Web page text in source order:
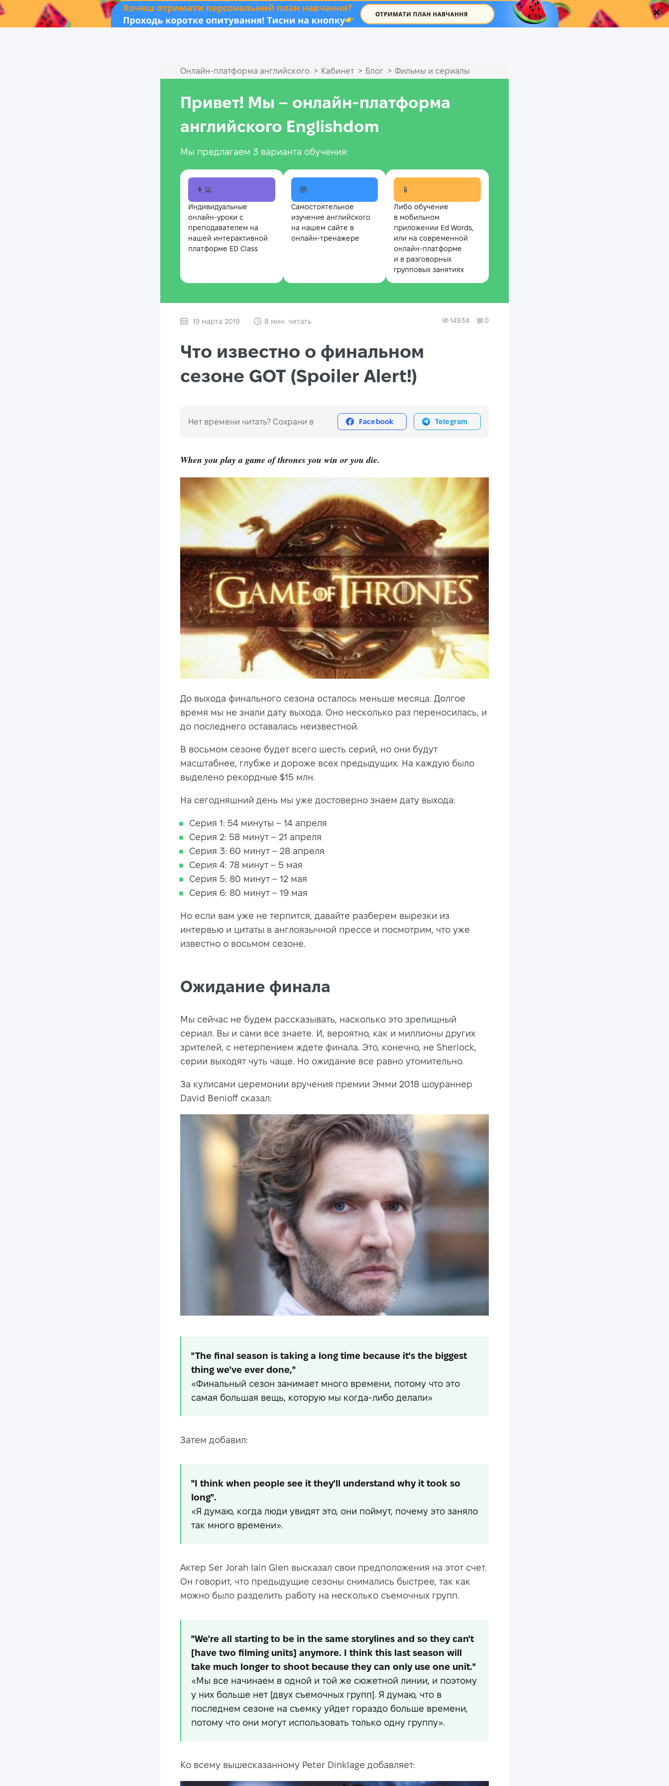
.
Онлайн‑платформа английского > Кабинет > Блог > Фильмы и сериалы
Привет! Мы – онлайн‑платформа
английского Englishdom
Мы предлагаем 3 варианта обучения:
👩‍💻
Индивидуальные
онлайн-уроки с
преподавателем на
нашей интерактивной
платформе ED Class
🤓
Самостоятельное
изучение английского
на нашем сайте в
онлайн-тренажере
📱
Либо обучение
в мобильном
приложении Ed Words,
или на современной
онлайн-платформе
и в разговорных
групповых занятиях
19 марта 2019 8 мин. читать 14934 0
Что известно о финальном
сезоне GOT (Spoiler Alert!)
Нет времени читать? Сохрани в Facebook Telegram
When you play a game of thrones you win or you die.
До выхода финального сезона осталось меньше месяца. Долгое
время мы не знали дату выхода. Оно несколько раз переносилась, и
до последнего оставалась неизвестной.
В восьмом сезоне будет всего шесть серий, но они будут
масштабнее, глубже и дороже всех предыдущих. На каждую было
выделено рекордные $15 млн.
На сегодняшний день мы уже достоверно знаем дату выхода:
Серия 1: 54 минуты – 14 апреля
Серия 2: 58 минут – 21 апреля
Серия 3: 60 минут – 28 апреля
Серия 4: 78 минут – 5 мая
Серия 5: 80 минут – 12 мая
Серия 6: 80 минут – 19 мая
Но если вам уже не терпится, давайте разберем вырезки из
интервью и цитаты в англоязычной прессе и посмотрим, что уже
известно о восьмом сезоне.
Ожидание финала
Мы сейчас не будем рассказывать, насколько это зрелищный
сериал. Вы и сами все знаете. И, вероятно, как и миллионы других
зрителей, с нетерпением ждете финала. Это, конечно, не Sherlock,
серии выходят чуть чаще. Но ожидание все равно утомительно.
За кулисами церемонии вручения премии Эмми 2018 шоураннер
David Benioff сказал:
"The final season is taking a long time because it's the biggest
thing we've ever done,"
«Финальный сезон занимает много времени, потому что это
самая большая вещь, которую мы когда-либо делали»
Затем добавил:
"I think when people see it they'll understand why it took so
long".
«Я думаю, когда люди увидят это, они поймут, почему это заняло
так много времени».
Актер Ser Jorah Iain Glen высказал свои предположения на этот счет.
Он говорит, что предыдущие сезоны снимались быстрее, так как
можно было разделить работу на несколько съемочных групп.
"We're all starting to be in the same storylines and so they can't
[have two filming units] anymore. I think this last season will
take much longer to shoot because they can only use one unit."
«Мы все начинаем в одной и той же сюжетной линии, и поэтому
у них больше нет [двух съемочных групп]. Я думаю, что в
последнем сезоне на съемку уйдет гораздо больше времени,
потому что они могут использовать только одну группу».
Ко всему вышесказанному Peter Dinklage добавляет: